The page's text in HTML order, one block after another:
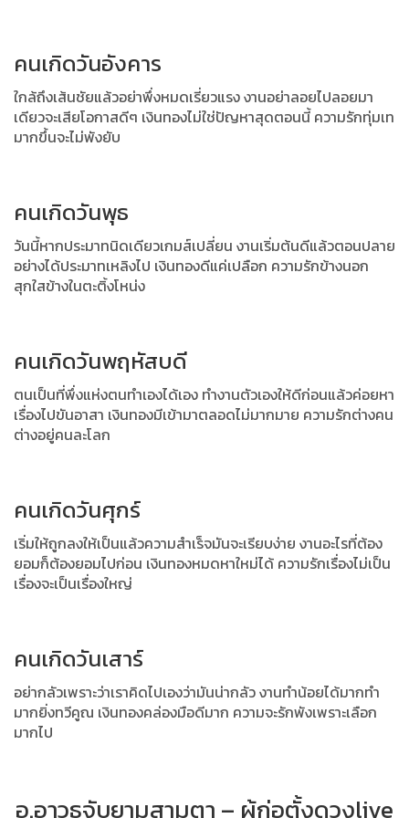
คนเกิดวันอังคาร
ใกล้ถึงเส้นชัยแล้วอย่าพึ่งหมดเรี่ยวแรง งานอย่าลอยไปลอยมา
เดียวจะเสียโอกาสดีๆ เงินทองไม่ใช่ปัญหาสุดตอนนี้ ความรักทุ่มเท
มากขึ้นจะไม่พังยับ
คนเกิดวันพุธ
วันนี้หากประมาทนิดเดียวเกมส์เปลี่ยน งานเริ่มต้นดีแล้วตอนปลาย
อย่างได้ประมาทเหลิงไป เงินทองดีแค่เปลือก ความรักข้างนอก
สุกใสข้างในตะติ้งโหน่ง
คนเกิดวันพฤหัสบดี
ตนเป็นที่พึ่งแห่งตนทำเองได้เอง ทำงานตัวเองให้ดีก่อนแล้วค่อยหา
เรื่องไปขันอาสา เงินทองมีเข้ามาตลอดไม่มากมาย ความรักต่างคน
ต่างอยู่คนละโลก
คนเกิดวันศุกร์
เริ่มให้ถูกลงให้เป็นแล้วความสำเร็จมันจะเรียบง่าย งานอะไรที่ต้อง
ยอมก็ต้องยอมไปก่อน เงินทองหมดหาใหม่ได้ ความรักเรื่องไม่เป็น
เรื่องจะเป็นเรื่องใหญ่
คนเกิดวันเสาร์
อย่ากลัวเพราะว่าเราคิดไปเองว่ามันน่ากลัว งานทำน้อยได้มากทำ
มากยิ่งทวีคูณ เงินทองคล่องมือดีมาก ความจะรักพังเพราะเลือก
มากไป
อ.อาวุธจับยามสามตา – ผู้ก่อตั้งดวงlive